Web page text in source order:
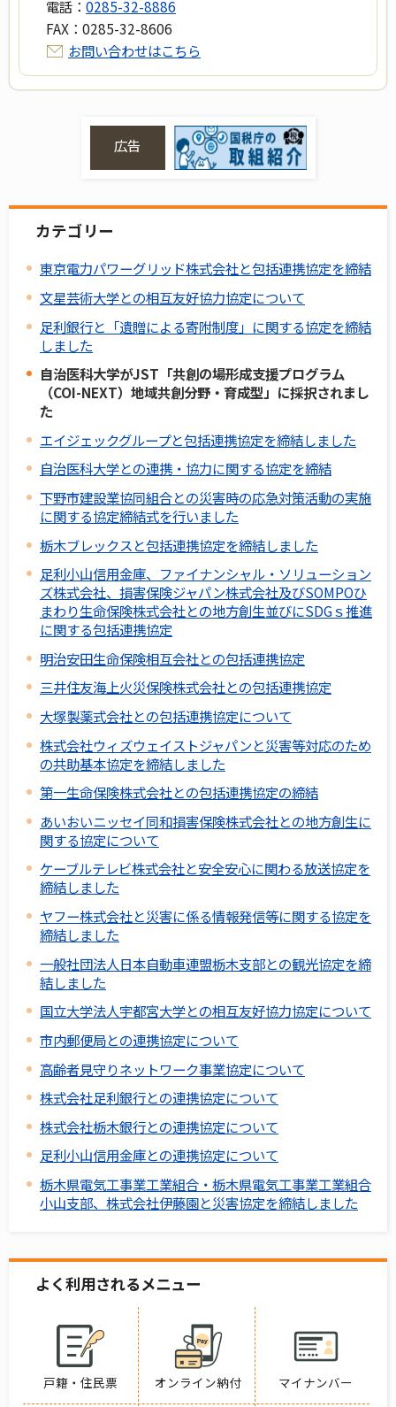
電話： 0285-32-8886
FAX： 0285-32-8606
お問い合わせはこちら
広告
カテゴリー
東京電力パワーグリッド株式会社と包括連携協定を締結
文星芸術大学との相互友好協力協定について
足利銀行と「遺贈による寄附制度」に関する協定を締結
しました
自治医科大学がJST「共創の場形成支援プログラム
（COI-NEXT）地域共創分野・育成型」に採択されまし
た
エイジェックグループと包括連携協定を締結しました
自治医科大学との連携・協力に関する協定を締結
下野市建設業協同組合との災害時の応急対策活動の実施
に関する協定締結式を行いました
栃木ブレックスと包括連携協定を締結しました
足利小山信用金庫、ファイナンシャル・ソリューション
ズ株式会社、損害保険ジャパン株式会社及びSOMPOひ
まわり生命保険株式会社との地方創生並びにSDGｓ推進
に関する包括連携協定
明治安田生命保険相互会社との包括連携協定
三井住友海上火災保険株式会社との包括連携協定
大塚製薬式会社との包括連携協定について
株式会社ウィズウェイストジャパンと災害等対応のため
の共助基本協定を締結しました
第一生命保険株式会社との包括連携協定の締結
あいおいニッセイ同和損害保険株式会社との地方創生に
関する協定について
ケーブルテレビ株式会社と安全安心に関わる放送協定を
締結しました
ヤフー株式会社と災害に係る情報発信等に関する協定を
締結しました
一般社団法人日本自動車連盟栃木支部との観光協定を締
結しました
国立大学法人宇都宮大学との相互友好協力協定について
市内郵便局との連携協定について
高齢者見守りネットワーク事業協定について
株式会社足利銀行との連携協定について
株式会社栃木銀行との連携協定について
足利小山信用金庫との連携協定について
栃木県電気工事業工業組合・栃木県電気工事業工業組合
小山支部、株式会社伊藤園と災害協定を締結しました
よく利用されるメニュー
戸籍・住民票 オンライン納付 マイナンバー